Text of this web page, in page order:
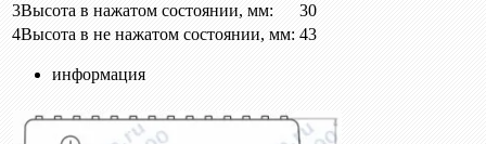
3Высота в нажатом состоянии, мм:
30
4Высота в не нажатом состоянии, мм: 43
информация